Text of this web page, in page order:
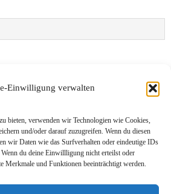
Einwilligung verwalten
bieten, verwenden wir Technologien wie Cookies,
und/oder darauf zuzugreifen. Wenn du diesen
wir Daten wie das Surfverhalten oder eindeutige IDs
du deine Einwillligung nicht erteilst oder
Merkmale und Funktionen beeinträchtigt werden.
Website in diesem Browser für meinen